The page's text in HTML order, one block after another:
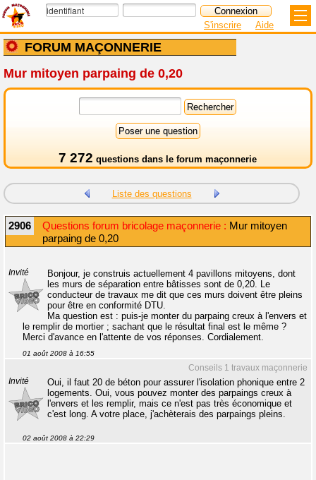
FORUM MAÇONNERIE
S'inscrire Aide
Mur mitoyen parpaing de 0,20
7 272 questions dans le forum maçonnerie
Liste des questions
2906 Questions forum bricolage maçonnerie : Mur mitoyen
parpaing de 0,20
Invité
Bonjour, je construis actuellement 4 pavillons mitoyens, dont
les murs de séparation entre bâtisses sont de 0,20. Le
conducteur de travaux me dit que ces murs doivent être pleins
pour être en conformité DTU.
Ma question est : puis-je monter du parpaing creux à l'envers et
le remplir de mortier ; sachant que le résultat final est le même ?
Merci d'avance en l'attente de vos réponses. Cordialement.
01 août 2008 à 16:55
Conseils 1 travaux maçonnerie
Invité
Oui, il faut 20 de béton pour assurer l'isolation phonique entre 2
logements. Oui, vous pouvez monter des parpaings creux à
l'envers et les remplir, mais ce n'est pas très économique et
c'est long. A votre place, j'achèterais des parpaings pleins.
02 août 2008 à 22:29